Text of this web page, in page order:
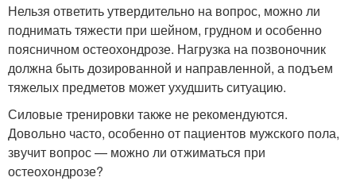
Нельзя ответить утвердительно на вопрос, можно ли
поднимать тяжести при шейном, грудном и особенно
поясничном остеохондрозе. Нагрузка на позвоночник
должна быть дозированной и направленной, а подъем
тяжелых предметов может ухудшить ситуацию.
Силовые тренировки также не рекомендуются.
Довольно часто, особенно от пациентов мужского пола,
звучит вопрос — можно ли отжиматься при
остеохондрозе?